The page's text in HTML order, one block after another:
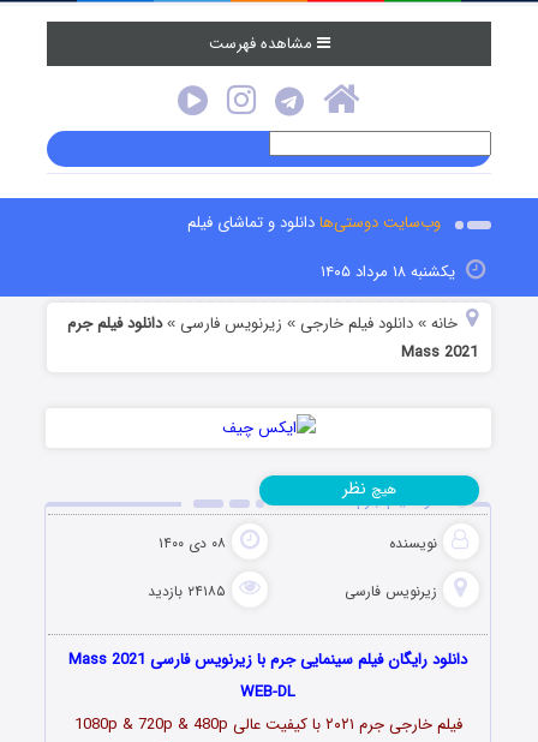
مشاهده فهرست
وب‌سایت دوستی‌هادانلود و تماشای فیلم
یکشنبه ۱۸ مرداد ۱۴۰۵
خانه »دانلود فیلم خارجی » زیرنویس فارسی »دانلود فیلم جرم
Mass 2021
دانلود فیلم جرم Mass 2021
نویسنده ۰۸ دی ۱۴۰۰
زیرنویس فارسی ۲۴۱۸۵ بازدید
هیچ نظر
دانلود رایگان فیلم سینمایی جرم با زیرنویس فارسی Mass 2021
WEB-DL
فیلم خارجی جرم ۲۰۲۱ با کیفیت عالی 1080p & 720p & 480p